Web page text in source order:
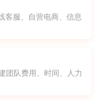
客服、自营电商、信息
团队费用、时间、人力